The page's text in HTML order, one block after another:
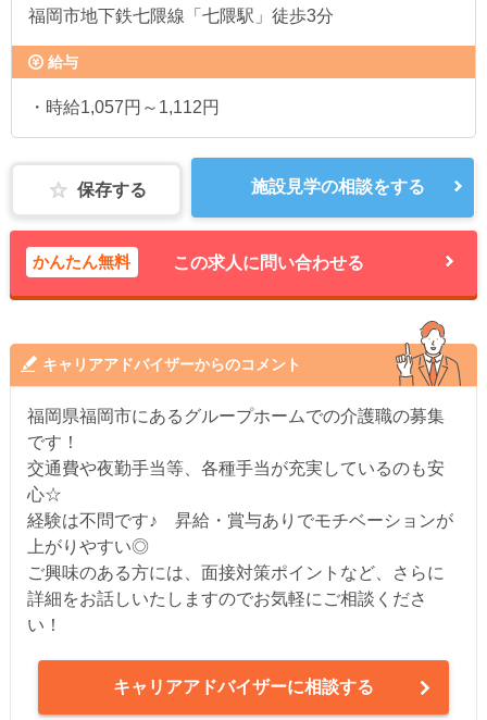
福岡市地下鉄七隈線「七隈駅」徒歩3分
給与
・時給1,057円～1,112円
保存する 施設見学の相談をする
かんたん無料 この求人に問い合わせる
キャリアアドバイザーからのコメント
福岡県福岡市にあるグループホームでの介護職の募集
です！
交通費や夜勤手当等、各種手当が充実しているのも安
心☆
経験は不問です♪ 昇給・賞与ありでモチベーションが
上がりやすい◎
ご興味のある方には、面接対策ポイントなど、さらに
詳細をお話しいたしますのでお気軽にご相談くださ
い！
キャリアアドバイザーに相談する